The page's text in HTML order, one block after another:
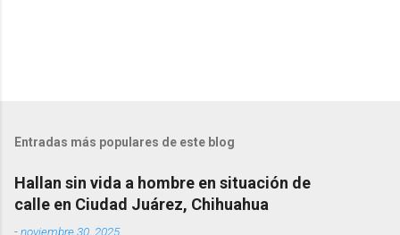
Entradas más populares de este blog
Hallan sin vida a hombre en situación de
calle en Ciudad Juárez, Chihuahua
-noviembre 30, 2025